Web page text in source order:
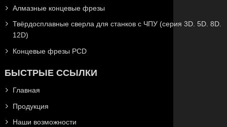
Алмазные концевые фрезы
Твёрдосплавные сверла для станков с ЧПУ (серия 3D. 5D. 8D.
12D)
Концевые фрезы PCD
БЫСТРЫЕ ССЫЛКИ
Главная
Продукция
Наши возможности